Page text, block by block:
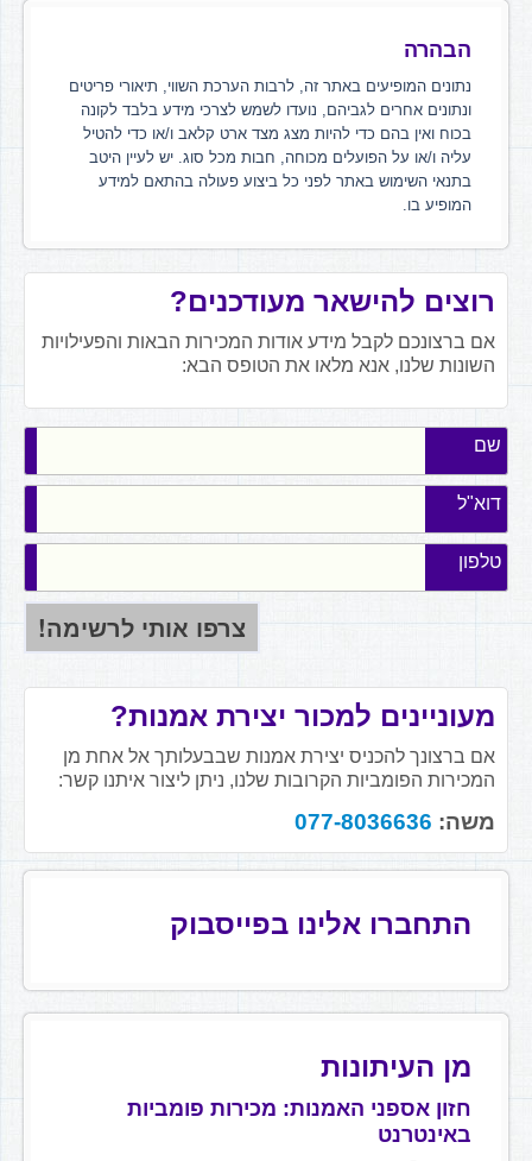
הבהרה
נתונים המופיעים באתר זה, לרבות הערכת השווי, תיאורי פריטים
ונתונים אחרים לגביהם, נועדו לשמש לצרכי מידע בלבד לקונה
בכוח ואין בהם כדי להיות מצג מצד ארט קלאב ו/או כדי להטיל
עליה ו/או על הפועלים מכוחה, חבות מכל סוג. יש לעיין היטב
בתנאי השימוש באתר לפני כל ביצוע פעולה בהתאם למידע
המופיע בו.
רוצים להישאר מעודכנים?
אם ברצונכם לקבל מידע אודות המכירות הבאות והפעילויות
השונות שלנו, אנא מלאו את הטופס הבא:
שם
דוא"ל
טלפון
מעוניינים למכור יצירת אמנות?
אם ברצונך להכניס יצירת אמנות שבבעלותך אל אחת מן
המכירות הפומביות הקרובות שלנו, ניתן ליצור איתנו קשר:
משה: 077-8036636
התחברו אלינו בפייסבוק
מן העיתונות
חזון אספני האמנות: מכירות פומביות
באינטרנט